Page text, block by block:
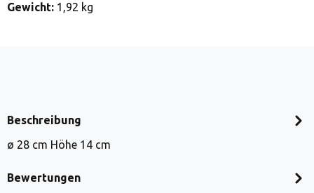
Gewicht: 1,92 kg
Beschreibung
ø 28 cm Höhe 14 cm
Bewertungen